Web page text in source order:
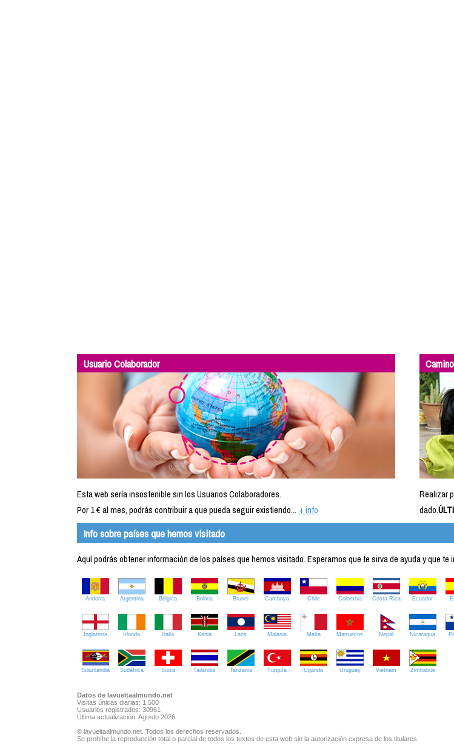
Usuario Colaborador
Esta web sería insostenible sin los Usuarios Colaboradores.
Por 1 € al mes, podrás contribuir a que pueda seguir existiendo... + info
Realizar
dado.
Info sobre países que hemos visitado
Aquí podrás obtener información de los países que hemos visitado. Esperamos que te sirva de ayuda y que te
Andorra Argentina Bélgica Bolivia Brunei Camboya Chile Colombia Costa Rica Ecuador
Inglaterra Irlanda Italia Kenia Laos Malasia Malta Marruecos Nepal Nicaragua
Suazilandia Sudáfrica Suiza Tailandia Tanzania Turquía Uganda Uruguay Vietnam Zimbabue
Datos de lavueltaalmundo.net
Visitas únicas diarias: 1.500
Usuarios registrados: 30961
Última actualización: Agosto 2026
© lavueltaalmundo.net. Todos los derechos reservados.
Se prohíbe la reproducción total o parcial de todos los textos de esta web sin la autorización expresa de los titulares.